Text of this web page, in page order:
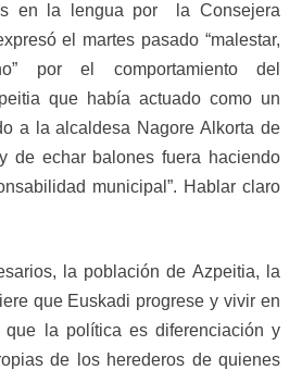
en la lengua por la Consejera
el martes pasado “malestar,
por el comportamiento del
que había actuado como un
a la alcaldesa Nagore Alkorta de
de echar balones fuera haciendo
municipal”. Hablar claro
la población de Azpeitia, la
que Euskadi progrese y vivir en
que la política es diferenciación y
de los herederos de quienes